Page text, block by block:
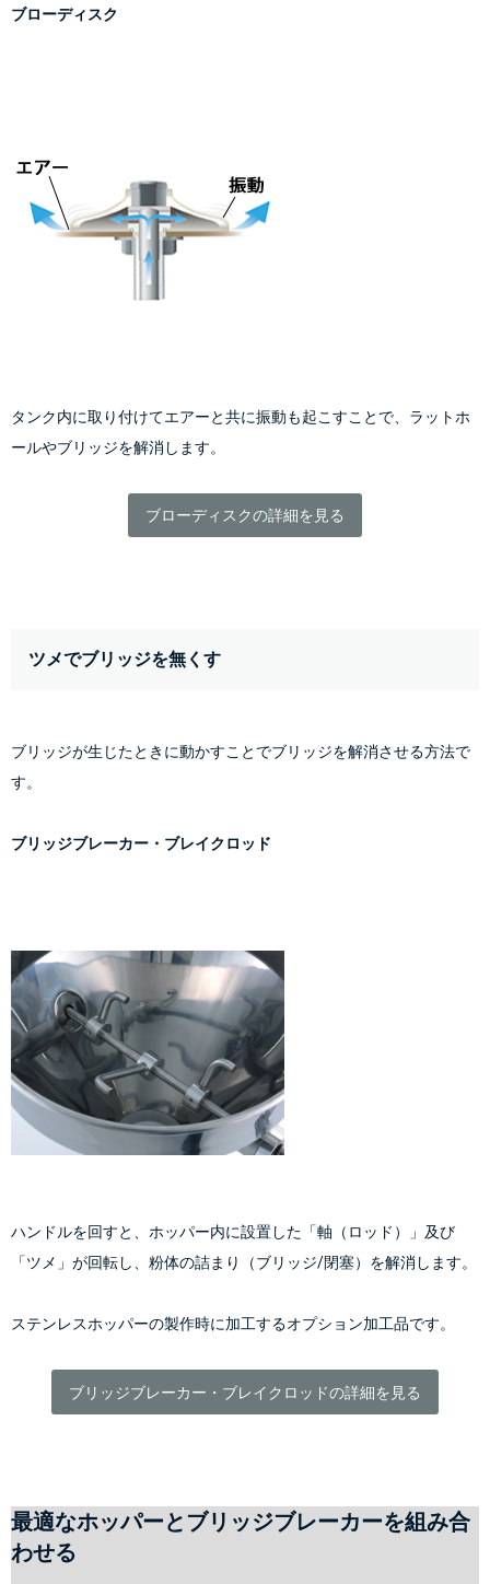
ブローディスク
タンク内に取り付けてエアーと共に振動も起こすことで、ラットホ
ールやブリッジを解消します。
ブローディスクの詳細を見る
ツメでブリッジを無くす
ブリッジが生じたときに動かすことでブリッジを解消させる方法で
す。
ブリッジブレーカー・ブレイクロッド
ハンドルを回すと、ホッパー内に設置した「軸（ロッド）」及び
「ツメ」が回転し、粉体の詰まり（ブリッジ/閉塞）を解消します。
ステンレスホッパーの製作時に加工するオプション加工品です。
ブリッジブレーカー・ブレイクロッドの詳細を見る
最適なホッパーとブリッジブレーカーを組み合
わせる